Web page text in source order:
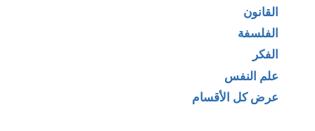
القانون
الفلسفة
الفكر
علم النفس
عرض كل الأقسام